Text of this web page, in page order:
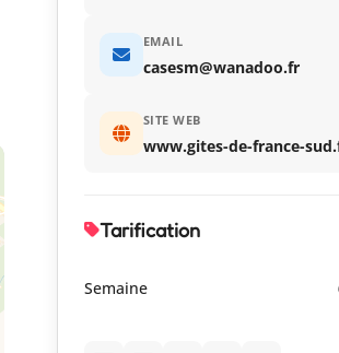
EMAIL
casesm@wanadoo.fr
SITE WEB
www.gites-de-france-
Tarification
Semaine